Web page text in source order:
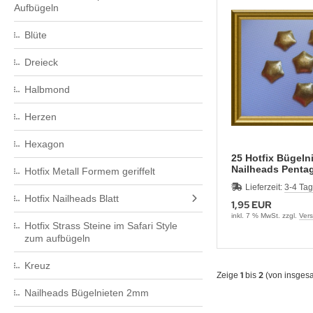
Aufbügeln
Blüte
Dreieck
Halbmond
Herzen
Hexagon
Hotfix Metall Formem geriffelt
Hotfix Nailheads Blatt
Hotfix Strass Steine im Safari Style
zum aufbügeln
Kreuz
Nailheads Bügelnieten 2mm
25 Hotfix
Nailheads
Gold 8mm
Lieferzeit: 3-4
1,95 EUR
inkl. 7 % MwSt. zzgl.
Zeige 1 bis 2 (von
Strass Bügelbilder – Eigene Designs Made in
seit 2007
& Ladylike – Strass Bügelbilder und Motive
– Strass Bügelbilder und Motive
Oktoberfest & Feste – Strass Bügelbilder
– Strass Bügelbilder und Applikationen
Peace, Kreuz, Tribals – Strass Bügelbilder
Motive – Strass Bügelbilder
– Strass Bügelbilder & Motive
– Strass Bügelbilder & Motive